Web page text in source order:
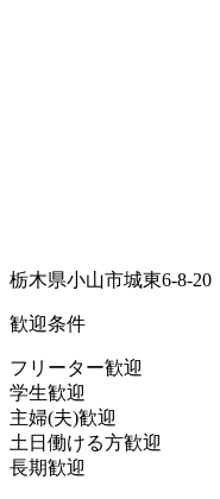
栃木県小山市城東6-8-20
歓迎条件
フリーター歓迎
学生歓迎
主婦(夫)歓迎
土日働ける方歓迎
長期歓迎